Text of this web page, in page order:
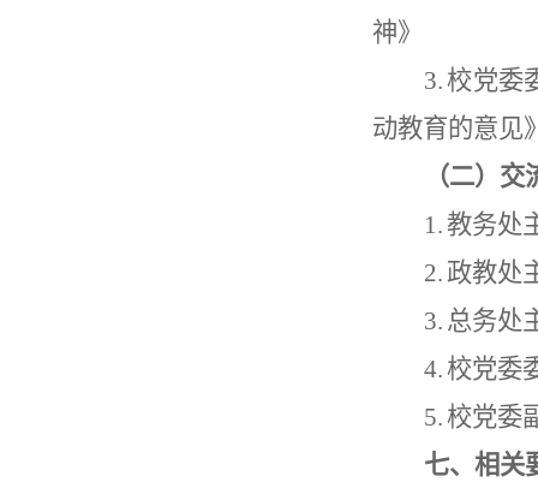
神》
3.校党委
动教育的意见
（二）交
1.教务处
2. 政教处
3. 总务处
4.校党委
5.校党委
七、相关